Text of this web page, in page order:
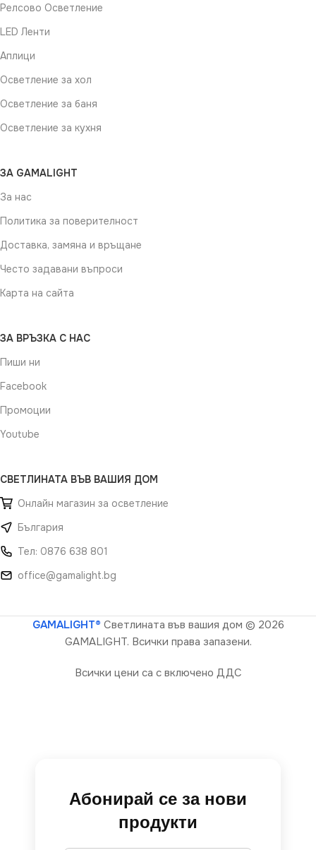
Релсово Осветление
LED Ленти
Аплици
Осветление за хол
Осветление за баня
Осветление за кухня
ЗА GAMALIGHT
За нас
Политика за поверителност
Доставка, замяна и връщане
Често задавани въпроси
Карта на сайта
ЗА ВРЪЗКА С НАС
Пиши ни
Facebook
Промоции
Youtube
СВЕТЛИНАТА ВЪВ ВАШИЯ ДОМ
Онлайн магазин за осветление
България
Тел: 0876 638 801
office@gamalight.bg
GAMALIGHT® Светлината във вашия дом © 2026
GAMALIGHT. Всички права запазени.
Всички цени са с включено ДДС
Абонирай се за нови
продукти